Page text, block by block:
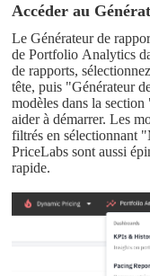
Accéder au
Le Générateur de
de Portfolio Analytics
de rapports,
tête, puis "Générateur
modèles dans la
aider à démarrer. Les
filtrés en sélectionnant
PriceLabs sont aussi
rapide.